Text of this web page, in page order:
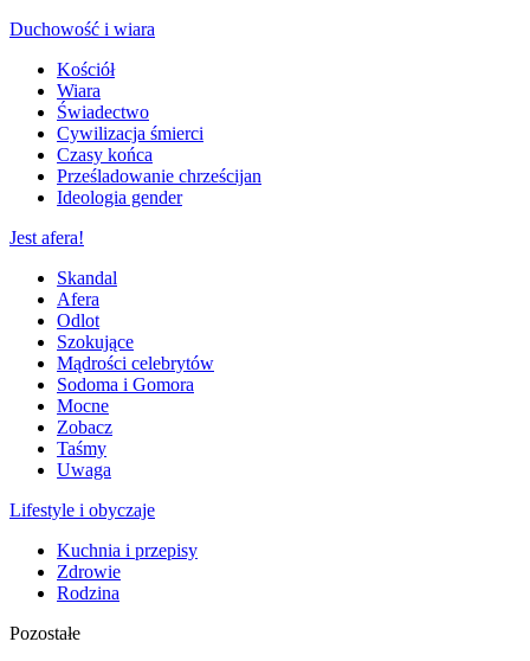
Duchowość i wiara
Kościół
Wiara
Świadectwo
Cywilizacja śmierci
Czasy końca
Prześladowanie chrześcijan
Ideologia gender
Jest afera!
Skandal
Afera
Odlot
Szokujące
Mądrości celebrytów
Sodoma i Gomora
Mocne
Zobacz
Taśmy
Uwaga
Lifestyle i obyczaje
Kuchnia i przepisy
Zdrowie
Rodzina
Pozostałe